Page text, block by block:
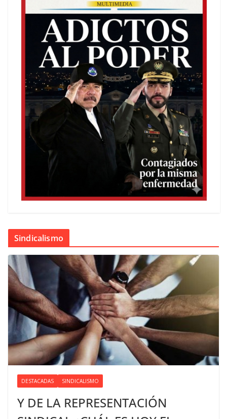
Sindicalismo
DESTACADAS SINDICALISMO
Y DE LA REPRESENTACIÓN